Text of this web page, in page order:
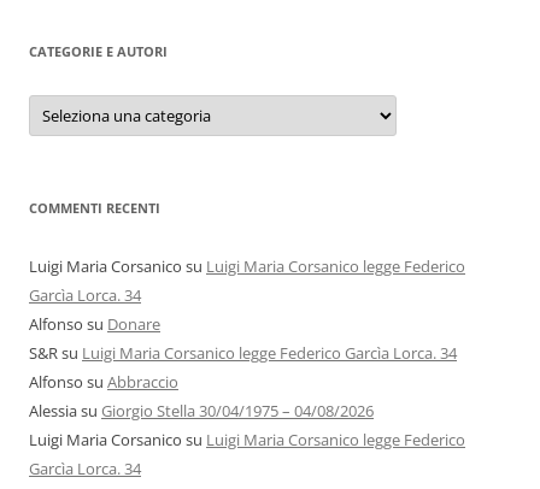
CATEGORIE E AUTORI
Categorie
autori
COMMENTI RECENTI
Luigi Maria Corsanico su Luigi Maria Corsanico legge Federico
Garcìa Lorca. 34
Alfonso su Donare
S&Rsu Luigi Maria Corsanico legge Federico Garcìa Lorca. 34
Alfonso su Abbraccio
Alessiasu Giorgio Stella 30/04/1975 – 04/08/2026
Luigi Maria Corsanico su Luigi Maria Corsanico legge Federico
Garcìa Lorca. 34